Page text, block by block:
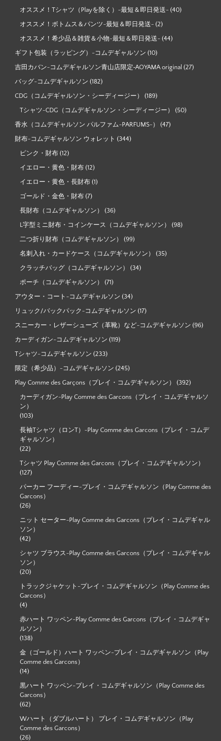
オススメ！Tシャツ（Playを除く）-最短＆即日発送- (40)
オススメ！ボトムス＆パンツ-最短＆即日発送- (2)
オススメ！希少品＆雑貨＆小物-最短＆即日発送- (44)
ギフト包装（ラッピング）-コムデギャルソン (10)
吉田カバン-コムデギャルソン青山店限定‐AOYAMA original (27)
バッグ-コムデギャルソン (182)
CDG（コムデギャルソン・シーディージー） (189)
Tシャツ-CDG（コムデギャルソン・シーディージー） (50)
香水（コムデギャルソン パルファム-PARFUMS-） (47)
財布-コムデギャルソン ウォレット (344)
ピンク・財布 (12)
イエロー・黄色・財布 (12)
イエロー・黄色・長財布 (1)
ゴールド・金色・財布 (7)
長財布（コムデギャルソン） (36)
L字型ミニ財布・コインケース（コムデギャルソン） (98)
二つ折り財布（コムデギャルソン） (99)
名刺入れ・カードケース（コムデギャルソン） (35)
クラッチバッグ（コムデギャルソン） (34)
ポーチ（コムデギャルソン） (71)
アウター・コート-コムデギャルソン (34)
リュック/バックパック-コムデギャルソン (17)
スニーカー・レザーシューズ（革靴）など-コムデギャルソン (96)
カーディガン-コムデギャルソン (119)
Tシャツ-コムデギャルソン (233)
限定（希少品）-コムデギャルソン (245)
Play Comme des Garçons（プレイ・コムデギャルソン） (392)
カーディガン-Play Comme des Garcons（プレイ・コムデギャルソ
ン）
(103)
長袖Tシャツ（ロンT）-Play Comme des Garcons（プレイ・コムデ
ギャルソン）
(22)
Tシャツ Play Comme des Garcons（プレイ・コムデギャルソン）
(127)
パーカー フーディー-プレイ・コムデギャルソン（Play Comme des
Garcons）
(26)
ニット セーター-Play Comme des Garcons（プレイ・コムデギャル
ソン）
(42)
シャツ ブラウス-Play Comme des Garcons（プレイ・コムデギャル
ソン）
(20)
トラックジャケット-プレイ・コムデギャルソン（Play Comme des
Garcons）
(4)
赤ハート ワッペン-Play Comme des Garcons（プレイ・コムデギャ
ルソン）
(138)
金（ゴールド）ハート ワッペン-プレイ・コムデギャルソン（Play
Comme des Garcons）
(14)
黒ハート ワッペン-プレイ・コムデギャルソン（Play Comme des
Garcons）
(62)
Wハート（ダブルハート） プレイ・コムデギャルソン（Play
Comme des Garcons）
(26)